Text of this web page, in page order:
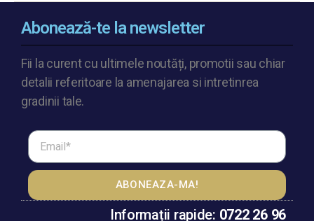
Abonează-te la newsletter
Fii la curent cu ultimele noutăți, promotii sau chiar
detalii referitoare la amenajarea si intretinrea
gradinii tale.
ABONEAZA-MA!
Informații rapide: 0722 26 96